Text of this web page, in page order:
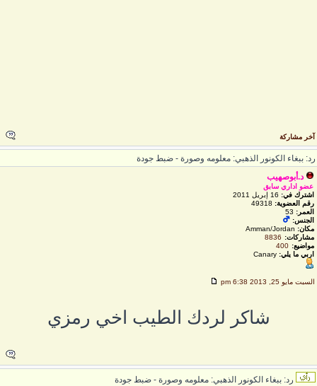
آخر مشاركة
ببغاء الكونور الذهبي: معلومه وصورة - ضبط جودة
د.أبوصهيب
عضو اداري سابق
اشترك في:16 إبريل 2011
رقم العضوية:49318
العمر: 53
الجنس:
مكان:Amman/Jordan
مشاركات:
8836
مواضيع:
400
اربي ما يلي:Canary
السبت مايو 25, 2013 6:38 pm
شاكر لردك الطيب اخي رمزي
رد: ببغاء الكونور الذهبي: معلومه وصورة - ضبط جودة